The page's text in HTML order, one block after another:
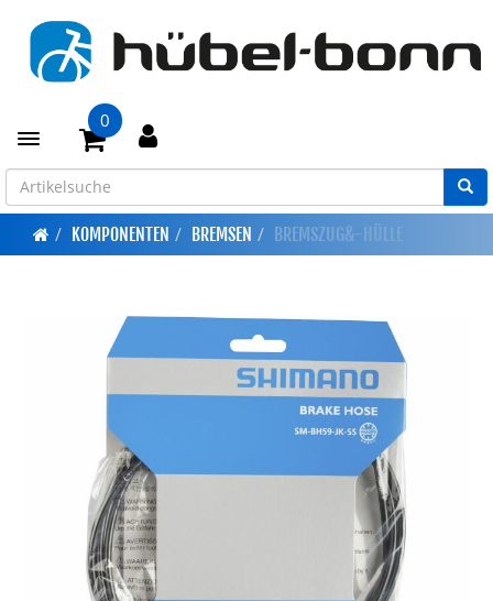
Toggle navigation
0
KOMPONENTEN BREMSEN BREMSZUG&-HÜLLE